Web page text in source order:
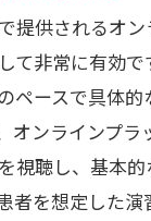
提供されるオン
て非常に有効で
ペースで具体的
オンラインプラ
視聴し、基本
者を想定した